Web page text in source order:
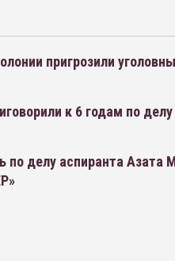
пригрозили
к 6 годам по
по делу аспиранта Азата